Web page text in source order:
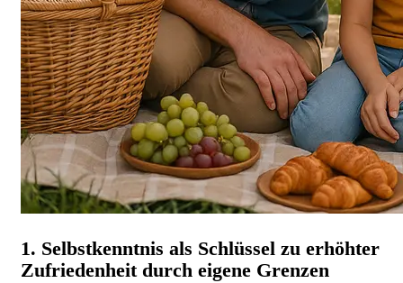
1. Selbstkenntnis als Schlüssel zu erhöhter
Zufriedenheit durch eigene Grenzen